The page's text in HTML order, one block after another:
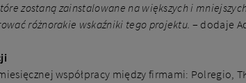
zostaną zainstalowane na większych i
różnorakie wskaźniki tego projektu. – dodaje
współpracy między firmami: Polregio,